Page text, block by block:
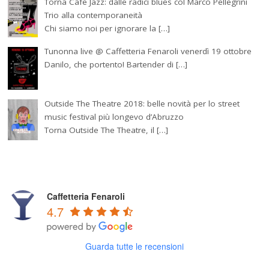
Trio alla contemporaneità
Chi siamo noi per ignorare la […]
Tunonna live @ Caffetteria Fenaroli venerdì 19 ottobre
Danilo, che portento! Bartender di […]
Outside The Theatre 2018: belle novità per lo street
music festival più longevo d’Abruzzo
Torna Outside The Theatre, il […]
Caffetteria Fenaroli
4.7
Guarda tutte le recensioni